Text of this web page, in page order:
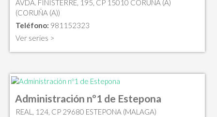
AVDA. FINISTERRE, 195, CP 15010 CORUÑA (A)
(CORUÑA (A))
Teléfono: 981152323
Ver series >
Administración nº1 de Estepona
REAL, 124, CP 29680 ESTEPONA (MALAGA)